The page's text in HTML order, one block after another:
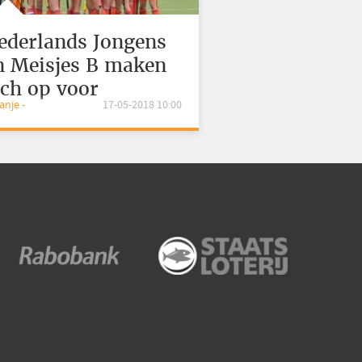
Jongens
Meisjes B maken
op voor
- 17-05-2018 10:00